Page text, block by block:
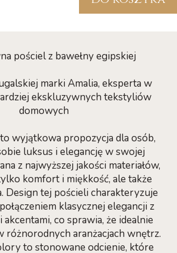
pościel z bawełny egipskiej
marki Amalia, eksperta w
ekskluzywnych tekstyliów
domowych
wyjątkowa propozycja dla osób,
luksus i elegancję w swojej
z najwyższej jakości materiałów,
komfort i miękkość, ale także
Design tej pościeli charakteryzuje
klasycznej elegancji z
co sprawia, że idealnie
różnorodnych aranżacjach wnętrz.
to stonowane odcienie, które